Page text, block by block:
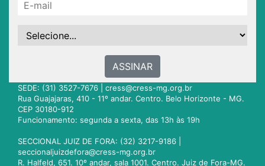
ASSINAR
SEDE: (31) 3527-7676 | cress@cress-mg.org.br
Rua Guajajaras, 410 - 11º andar. Centro. Belo Horizonte - MG.
CEP 30180-912
Funcionamento: segunda a sexta, das 13h às 19h
SECCIONAL JUIZ DE FORA: (32) 3217-9186 |
seccionaljuizdefora@cress-mg.org.br
R. Halfeld, 651. 10º andar, sala 1001. Centro. Juiz de Fora-MG.